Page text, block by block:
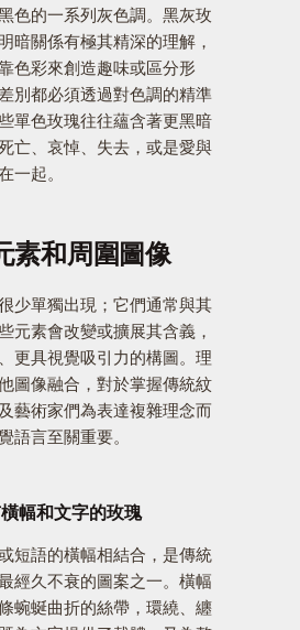
色的一系列灰色調。黑灰玫
暗關係有極其精深的理解，
色彩來創造趣味或區分形
別都必須透過對色調的精準
單色玫瑰往往蘊含著更黑暗
亡、哀悼、失去，或是愛與
一起。
素和周圍圖像
少單獨出現；它們通常與其
元素會改變或擴展其含義，
更具視覺吸引力的構圖。理
圖像融合，對於掌握傳統紋
藝術家們為表達複雜理念而
語言至關重要。
幅和文字的玫瑰
短語的橫幅相結合，是傳統
經久不衰的圖案之一。橫幅
蜿蜒曲折的絲帶，環繞、纏